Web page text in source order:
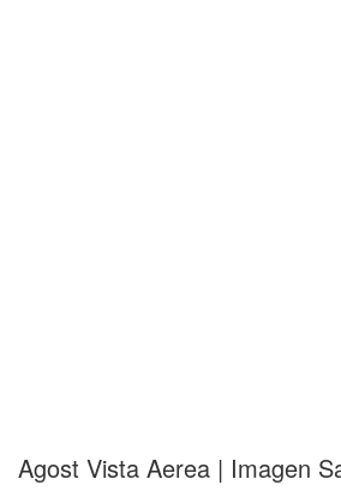
Agost Vista Aerea | Imagen